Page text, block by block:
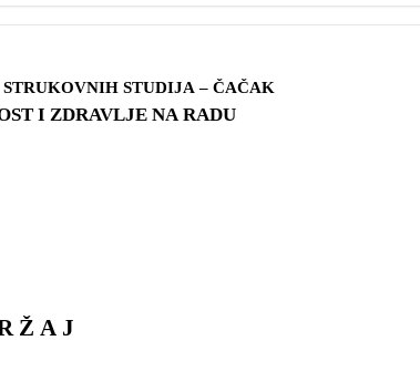
STUDIJA – ČAČAK
NA RADU
Ž A J